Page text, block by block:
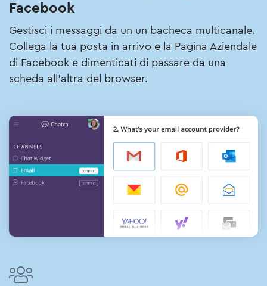
Facebook
Gestisci i messaggi da un un bacheca multicanale.
Collega la tua posta in arrivo e la Pagina Aziendale
di Facebook e dimenticati di passare da una
scheda all'altra del browser.